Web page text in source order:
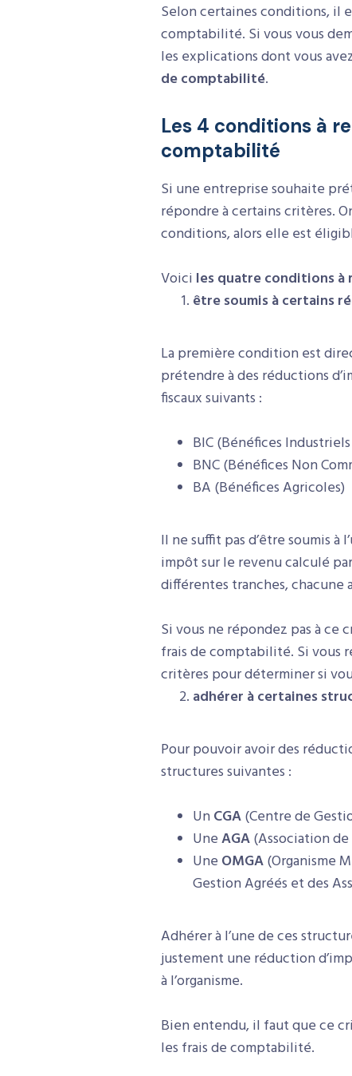
Selon certaines conditions, il
comptabilité. Si vous vous
les explications dont vous
de comptabilité.
Les 4 conditions à
comptabilité
Si une entreprise souhaite
répondre à certains critères.
conditions, alors elle est
Voici les quatre conditions à
être soumis à certains
La première condition est
prétendre à des réductions
fiscaux suivants :
BIC (Bénéfices
BNC (Bénéfices Non
BA (Bénéfices Agricoles)
Il ne suffit pas d’être soumis
impôt sur le revenu calculé
différentes tranches, chacune
Si vous ne répondez pas à ce
frais de comptabilité. Si vous
critères pour déterminer si
adhérer à certaines
Pour pouvoir avoir des
structures suivantes :
UnCGA(Centre de
UneAGA(Association
Une OMGA(Organisme
Gestion Agréés et des
Adhérer à l’une de ces
justement une réduction
à l’organisme.
Bien entendu, il faut que ce
les frais de comptabilité.